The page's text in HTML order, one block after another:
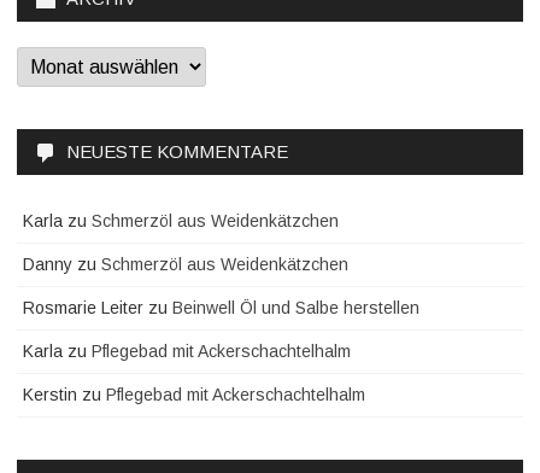
Archiv
NEUESTE KOMMENTARE
Karla zu Schmerzöl aus Weidenkätzchen
Danny zu Schmerzöl aus Weidenkätzchen
Rosmarie Leiter zu Beinwell Öl und Salbe herstellen
Karla zu Pflegebad mit Ackerschachtelhalm
Kerstin zu Pflegebad mit Ackerschachtelhalm